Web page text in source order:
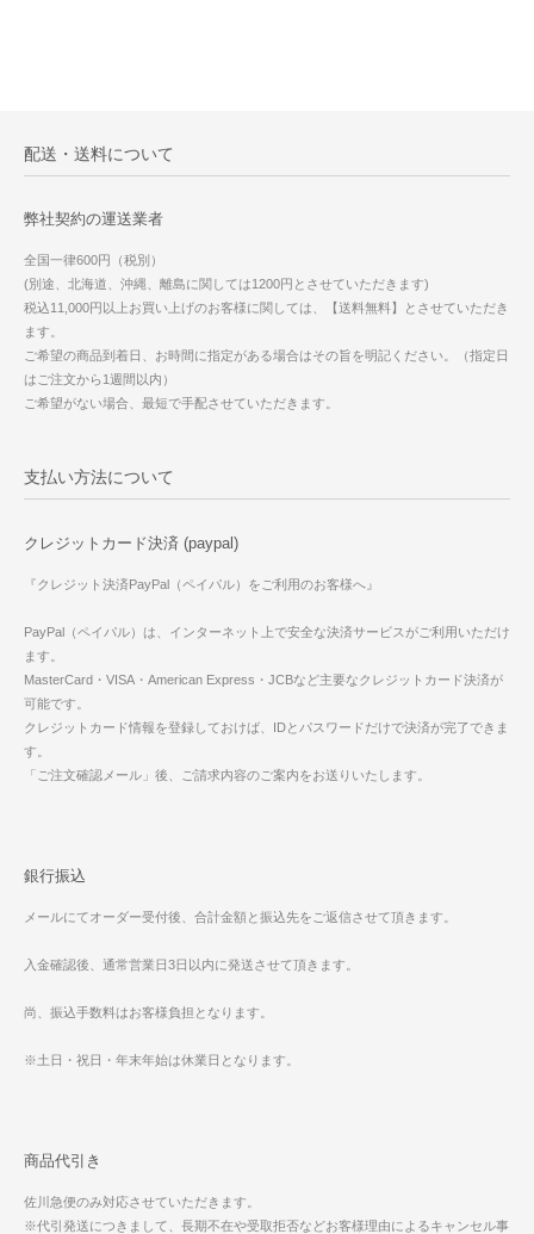
配送・送料について
弊社契約の運送業者
全国一律600円（税別）
(別途、北海道、沖縄、離島に関しては1200円とさせていただきます)
税込11,000円以上お買い上げのお客様に関しては、【送料無料】とさせていただき
ます。
ご希望の商品到着日、お時間に指定がある場合はその旨を明記ください。（指定日
はご注文から1週間以内）
ご希望がない場合、最短で手配させていただきます。
支払い方法について
クレジットカード決済 (paypal)
『クレジット決済PayPal（ペイパル）をご利用のお客様へ』
PayPal（ペイパル）は、インターネット上で安全な決済サービスがご利用いただけ
ます。
MasterCard・VISA・American Express・JCBなど主要なクレジットカード決済が
可能です。
クレジットカード情報を登録しておけば、IDとパスワードだけで決済が完了できま
す。
「ご注文確認メール」後、ご請求内容のご案内をお送りいたします。
銀行振込
メールにてオーダー受付後、合計金額と振込先をご返信させて頂きます。
入金確認後、通常営業日3日以内に発送させて頂きます。
尚、振込手数料はお客様負担となります。
※土日・祝日・年末年始は休業日となります。
商品代引き
佐川急便のみ対応させていただきます。
※代引発送につきまして、長期不在や受取拒否などお客様理由によるキャンセル事